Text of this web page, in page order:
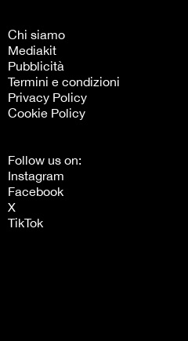
Chi siamo
Mediakit
Pubblicità
Termini e condizioni
Privacy Policy
Cookie Policy
Follow us on:
Instagram
Facebook
X
TikTok